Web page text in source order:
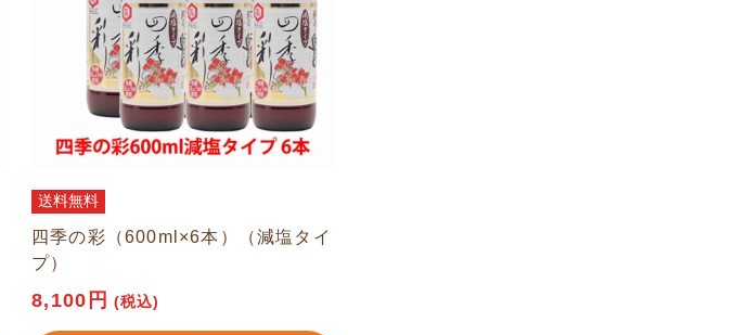
送料無料
四季の彩（600ml×6本）（減塩タイ
プ）
8,100円 (税込)